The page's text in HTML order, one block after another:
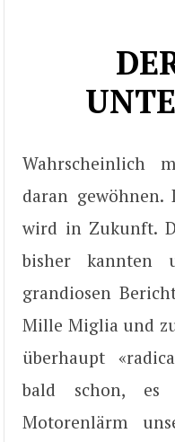
Wahrscheinlich
daran gewöhnen.
wird in Zukunft.
bisher kannten
grandiosen
Mille Miglia und
überhaupt
bald schon,
Motorenlärm